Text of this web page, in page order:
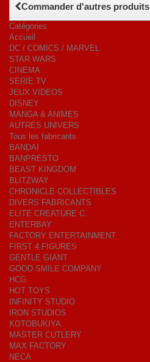
Commander d'autres produits
Catégories
Accueil
DC / COMICS / MARVEL
STAR WARS
CINEMA
SERIE TV
JEUX VIDEOS
DISNEY
MANGA & ANIMES
AUTRES UNIVERS
Tous les fabricants
BANDAI
BANPRESTO
BEAST KINGDOM
BLITZWAY
CHRONICLE COLLECTIBLES
DIVERS FABRICANTS
ELITE CREATURE C.
ENTERBAY
FACTORY ENTERTAINMENT
FIRST 4 FIGURES
GENTLE GIANT
GOOD SMILE COMPANY
HCG
HOT TOYS
INFINITY STUDIO
IRON STUDIOS
KOTOBUKIYA
MASTER CUTLERY
MAX FACTORY
NECA